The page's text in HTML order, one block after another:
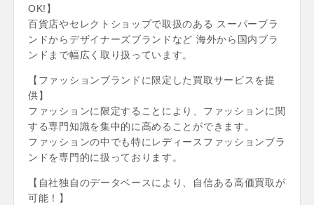
OK!】
百貨店やセレクトショップで取扱のある スーパーブラ
ンドからデザイナーズブランドなど 海外から国内ブラ
ンドまで幅広く取り扱っています。
【ファッションブランドに限定した買取サービスを提
供】
ファッションに限定することにより、ファッションに関
する専門知識を集中的に高めることができます。
ファッションの中でも特にレディースファッションブラ
ンドを専門的に扱っております。
【自社独自のデータベースにより、自信ある高価買取が
可能！】